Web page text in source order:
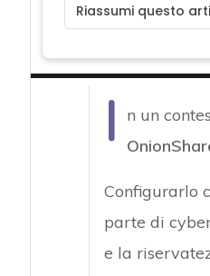
Riassumi questo
I n un
Configurarlo
parte di
e la